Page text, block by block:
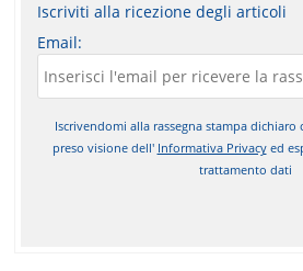
Iscriviti alla ricezione degli articoli
Email:
Iscrivendomi alla rassegna stampa
preso visione dell' Informativa Privacyed
trattamento dati